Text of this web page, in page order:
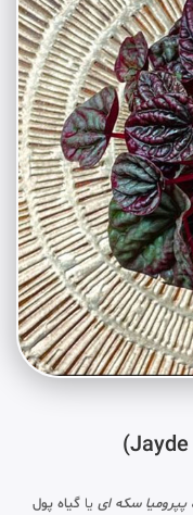
پپرومیا سکه ای یا گیاه پول